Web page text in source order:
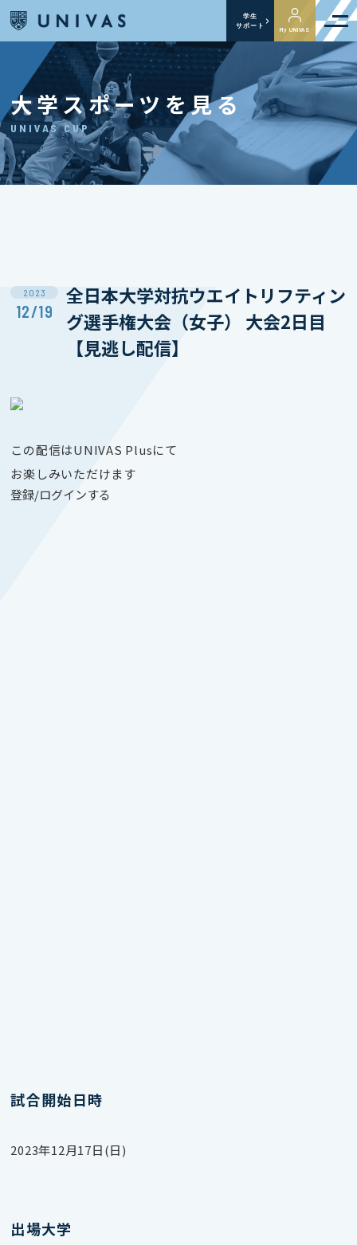
学生
サポート
My UNIVAS
大学スポーツを見る
UNIVAS CUP
2023
12/19
全日本大学対抗ウエイトリフティン
グ選手権大会（女子） 大会2日目
【見逃し配信】
この配信はUNIVAS Plusにて
お楽しみいただけます
登録/ログインする
試合開始日時
2023年12月17日(日)
出場大学